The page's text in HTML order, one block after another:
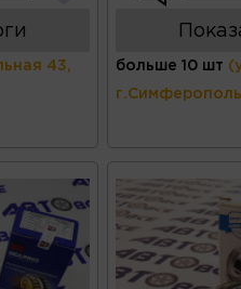
43, больше 10 шт